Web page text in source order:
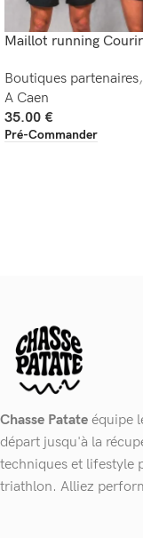
Maillot running Courir
Boutiques partenaires,
A Caen
35.00 €
Pré-Commander
Chasse Patate équipe
départ jusqu'à la
techniques et lifestyle
triathlon. Alliez